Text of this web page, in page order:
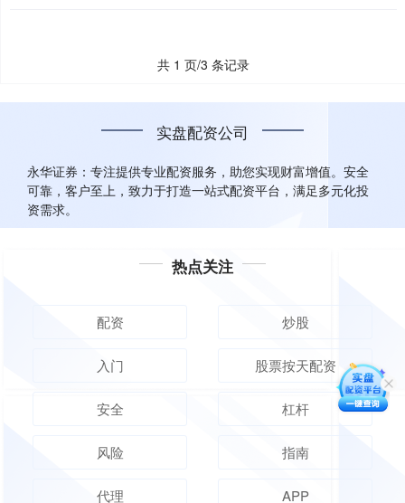
共 1 页/3 条记录
实盘配资公司
永华证券：专注提供专业配资服务，助您实现财富增值。安全
可靠，客户至上，致力于打造一站式配资平台，满足多元化投
资需求。
热点关注
配资 炒股
入门 股票按天配资
安全 杠杆
风险 指南
代理 APP